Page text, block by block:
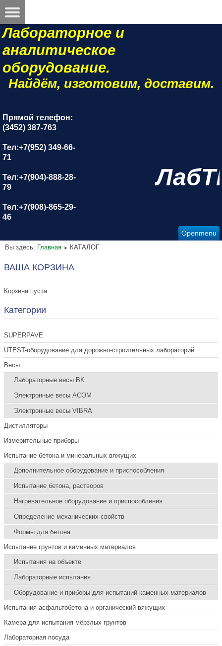
Лабораторное и
аналитическое
оборудование.
Найдём, изготовим, доставим.
Прямой телефон:
(3452) 387-763
Тел:+7(952) 349-66-
71
Тел:+7(904)-888-28-
79
Тел:+7(908)-865-29-
46
Openmenu
Вы здесь: Главная КАТАЛОГ
ВАША КОРЗИНА
Корзина пуста
Категории
SUPERPAVE
UTEST-оборудование для дорожно-строительных лабораторий
Весы
Лабораторные весы ВК
Электронные весы ACOM
Электронные весы VIBRA
Дистилляторы
Измерительные приборы
Испытание бетона и минеральных вяжущих
Дополнительное оборудование и приспособления
Испытание бетона, растворов
Нагревательное оборудование и приспособления
Определение механических свойств
Формы для бетона
Испытание грунтов и каменных материалов
Испытания на объекте
Лабораторные испытания
Оборудование и приборы для испытаний каменных материалов
Испытания асфальтобетона и органический вяжущих
Камера для испытания мёрзлых грунтов
Лабораторная посуда